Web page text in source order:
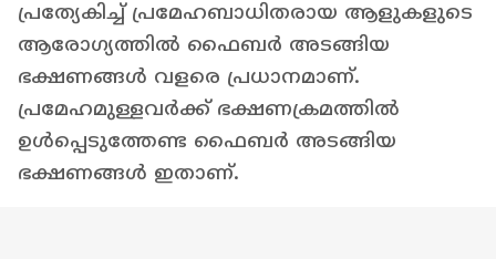
പ്രത്യേകിച്ച് പ്രമേഹബാധിതരായ ആളുകളുടെ
ആരോഗ്യത്തിൽ ഫൈബർ അടങ്ങിയ
ഭക്ഷണങ്ങൾ വളരെ പ്രധാനമാണ്.
പ്രമേഹമുള്ളവർക്ക് ഭക്ഷണക്രമത്തിൽ
ഉൾപ്പെടുത്തേണ്ട ഫൈബർ അടങ്ങിയ
ഭക്ഷണങ്ങൾ ഇതാണ്.